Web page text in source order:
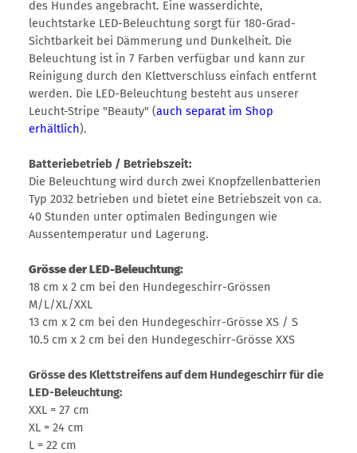
des Hundes angebracht. Eine wasserdichte,
leuchtstarke LED-Beleuchtung sorgt für 180-Grad-
Sichtbarkeit bei Dämmerung und Dunkelheit. Die
Beleuchtung ist in 7 Farben verfügbar und kann zur
Reinigung durch den Klettverschluss einfach entfernt
werden. Die LED-Beleuchtung besteht aus unserer
Leucht-Stripe "Beauty" (auch separat im Shop
erhältlich).
Batteriebetrieb / Betriebszeit:
Die Beleuchtung wird durch zwei Knopfzellenbatterien
Typ 2032 betrieben und bietet eine Betriebszeit von ca.
40 Stunden unter optimalen Bedingungen wie
Aussentemperatur und Lagerung.
Grösse der LED-Beleuchtung:
18 cm x 2 cm bei den Hundegeschirr-Grössen
M/L/XL/XXL
13 cm x 2 cm bei den Hundegeschirr-Grösse XS / S
10.5 cm x 2 cm bei den Hundegeschirr-Grösse XXS
Grösse des Klettstreifens auf dem Hundegeschirr für die
LED-Beleuchtung:
XXL = 27 cm
XL = 24 cm
L = 22 cm